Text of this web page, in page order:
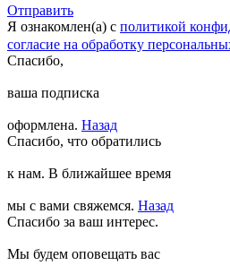
Отправить
Я ознакомлен(а) с политикой
согласие на обработку
Спасибо,
ваша подписка
оформлена. Назад
Спасибо, что обратились
к нам. В ближайшее время
мы с вами свяжемся. Назад
Спасибо за ваш интерес.
Мы будем оповещать вас